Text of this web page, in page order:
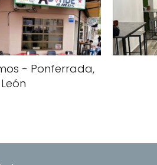
- Ponferrada,
León